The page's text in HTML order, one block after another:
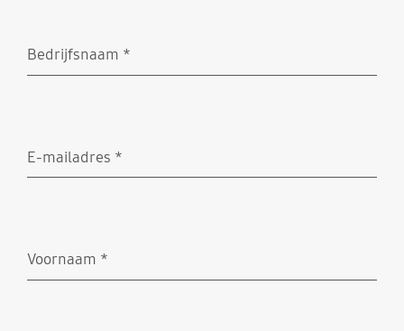
Bedrijfsnaam *
E-mailadres *
Voornaam *